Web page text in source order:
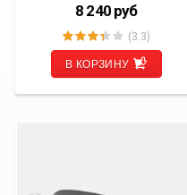
VOLKSWAGEN CRAFTER
8 240 руб
(3.3)
В КОРЗИНУ